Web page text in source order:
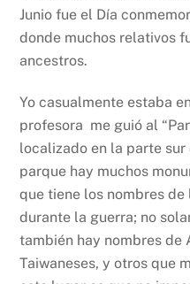
Junio fue el Día
donde muchos relativos
ancestros.
Yo casualmente estaba
profesora me guió al
localizado en la parte
parque hay muchos
que tiene los nombres
durante la guerra; no
también hay nombres de
Taiwaneses, y otros que